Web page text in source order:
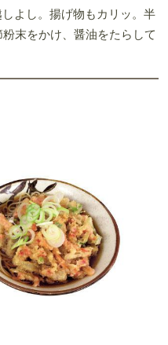
よし。揚げ物もカリッ。半
末をかけ、醤油をたらして